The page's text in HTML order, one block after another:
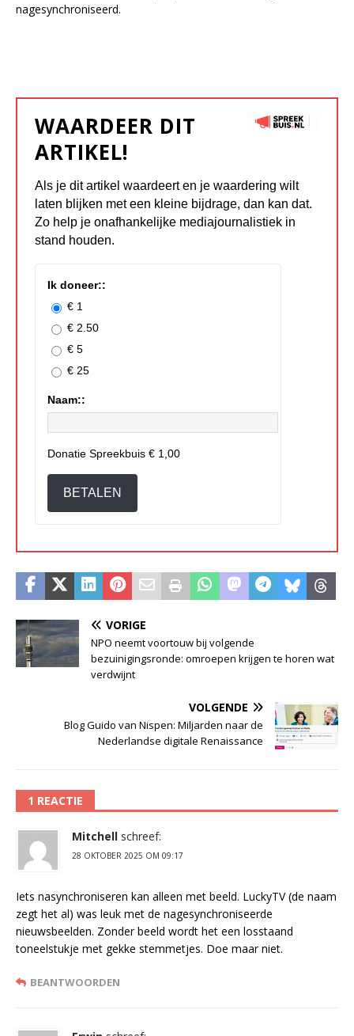
nagesynchroniseerd.
WAARDEER DIT
ARTIKEL!
Als je dit artikel waardeert en je waardering wilt
laten blijken met een kleine bijdrage, dan kan dat.
Zo help je onafhankelijke mediajournalistiek in
stand houden.
Ik doneer::
€ 1
€ 2.50
€ 5
€ 25
Naam::
Donatie Spreekbuis € 1,00
BETALEN
VORIGE
NPO neemt voortouw bij volgende
bezuinigingsronde: omroepen krijgen te horen wat
verdwijnt
VOLGENDE
Blog Guido van Nispen: Miljarden naar de
Nederlandse digitale Renaissance
1 REACTIE
Mitchell schreef:
28 OKTOBER 2025 OM 09:17
Iets nasynchroniseren kan alleen met beeld. LuckyTV (de naam
zegt het al) was leuk met de nagesynchroniseerde
nieuwsbeelden. Zonder beeld wordt het een losstaand
toneelstukje met gekke stemmetjes. Doe maar niet.
BEANTWOORDEN